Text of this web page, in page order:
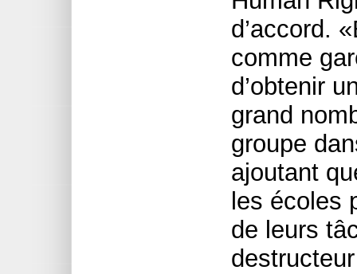
d’accord.
comme
d’obtenir
grand
groupe
ajoutant
les écoles
de leurs